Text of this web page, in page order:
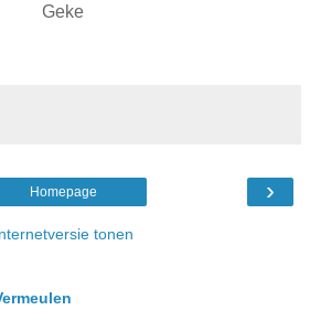
Geke
›
Homepage
tonen